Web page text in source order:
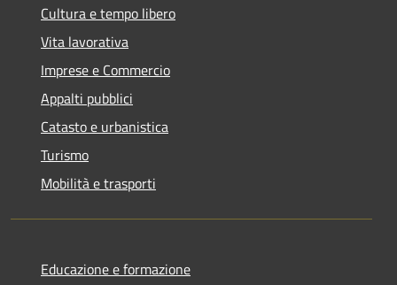
Cultura e tempo libero
Vita lavorativa
Imprese e Commercio
Appalti pubblici
Catasto e urbanistica
Turismo
Mobilità e trasporti
Educazione e formazione